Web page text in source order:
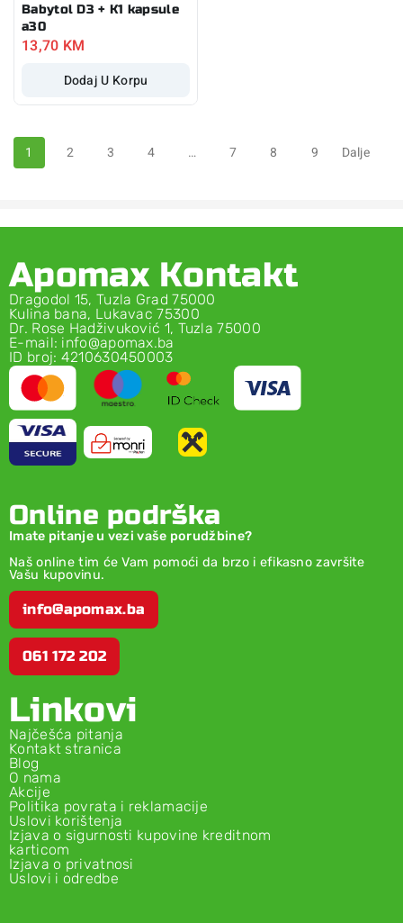
Babytol D3 + K1 kapsule
a30
13,70 KM
Dodaj U Korpu
1 2 3 4 … 7 8 9 Dalje
Apomax Kontakt
Dragodol 15, Tuzla Grad 75000
Kulina bana, Lukavac 75300
Dr. Rose Hadživuković 1, Tuzla 75000
E-mail: info@apomax.ba
ID broj: 4210630450003
Online podrška
Imate pitanje u vezi vaše porudžbine?
Naš online tim će Vam pomoći da brzo i efikasno završite
Vašu kupovinu.
info@apomax.ba
061 172 202
Linkovi
Najčešća pitanja
Kontakt stranica
Blog
O nama
Akcije
Politika povrata i reklamacije
Uslovi korištenja
Izjava o sigurnosti kupovine kreditnom
karticom
Izjava o privatnosi
Uslovi i odredbe